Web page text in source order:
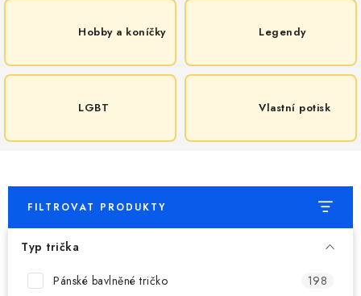
PROVIZNÍ SYSTÉM
O nás Časté otázky
Doprava a platba
Obchodní podmínky
Hobby a koníčky Legendy
LGBT Vlastní potisk
FILTROVAT PRODUKTY
Typ trička
Pánské bavlněné tričko
198